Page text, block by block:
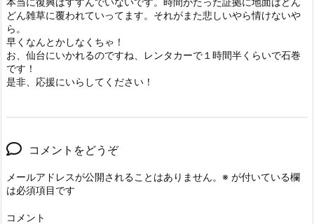
どん雑草に覆われていってます。それがまた悲しいやら情けないや
ら。
早くなんとかしなくちゃ！
お、仙台にいかれるのですね、レンタカーで１時間半くらいで石巻
です！
是非、応援にいらしてください！
コメントをどうぞ
メールアドレスが公開されることはありません。 ※ が付いている欄
は必須項目です
コメント